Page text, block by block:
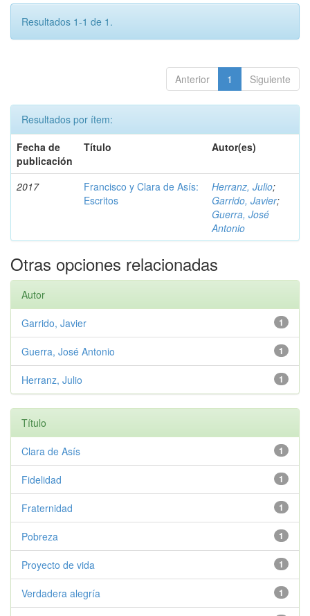
Resultados 1-1 de 1.
Anterior 1 Siguiente
Resultados por ítem:
Fecha de
publicación
Título Autor(es)
2017
Francisco y Clara de Asís:
Escritos
Herranz, Julio;
Garrido, Javier;
Guerra, José
Antonio
Otras opciones relacionadas
Autor
1
Garrido, Javier
1
Guerra, José Antonio
1
Herranz, Julio
Título
1
Clara de Asís
1
Fidelidad
1
Fraternidad
1
Pobreza
1
Proyecto de vida
1
Verdadera alegría